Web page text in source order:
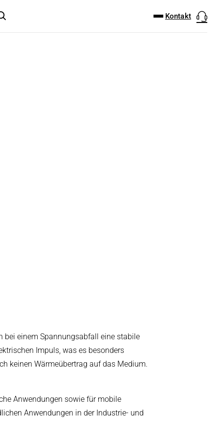
Kontakt
einem Spannungsabfall eine stabile
Impuls, was es besonders
keinen Wärmeübertrag auf das Medium.
Anwendungen sowie für mobile
Anwendungen in der Industrie- und